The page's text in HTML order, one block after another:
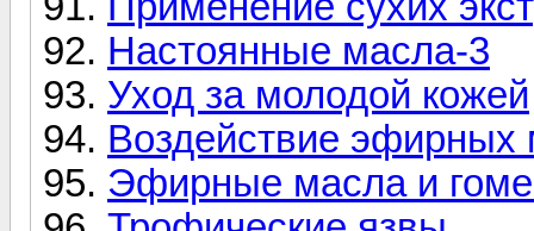
Настоянные масла-3
Уход за молодой кожей
Воздействие эфирных
Эфирные масла и